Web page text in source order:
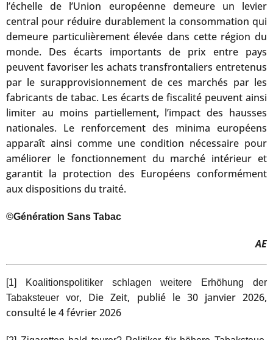
l’échelle de l’Union européenne demeure un levier
central pour réduire durablement la consommation qui
demeure particulièrement élevée dans cette région du
monde. Des écarts importants de prix entre pays
peuvent favoriser les achats transfrontaliers entretenus
par le surapprovisionnement de ces marchés par les
fabricants de tabac. Les écarts de fiscalité peuvent ainsi
limiter au moins partiellement, l’impact des hausses
nationales. Le renforcement des minima européens
apparaît ainsi comme une condition nécessaire pour
améliorer le fonctionnement du marché intérieur et
garantit la protection des Européens conformément
aux dispositions du traité.
©Génération Sans Tabac
AE
[1]
Koalitionspolitiker schlagen weitere Erhöhung der
Tabaksteuer vor, Die Zeit, publié le 30 janvier 2026,
consulté le 4 février 2026